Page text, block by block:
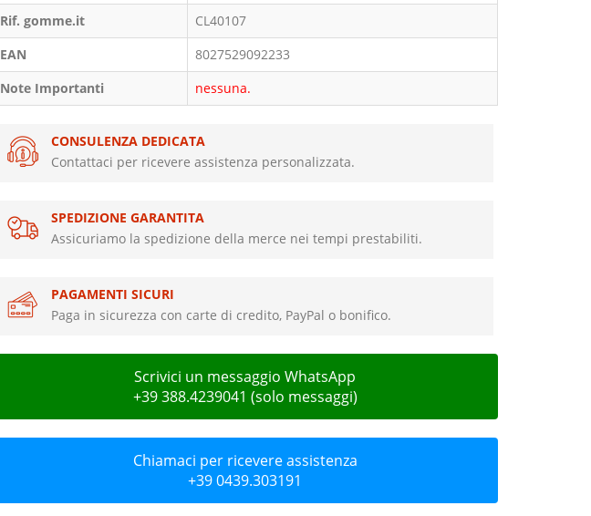
Rif. gomme.it
CL40107
EAN
8027529092233
Note Importanti
nessuna.
CONSULENZA DEDICATA
Contattaci per ricevere assistenza personalizzata.
SPEDIZIONE GARANTITA
Assicuriamo la spedizione della merce nei tempi prestabiliti.
PAGAMENTI SICURI
Paga in sicurezza con carte di credito, PayPal o bonifico.
Scrivici un messaggio WhatsApp
+39 388.4239041 (solo messaggi)
Chiamaci per ricevere assistenza
+39 0439.303191